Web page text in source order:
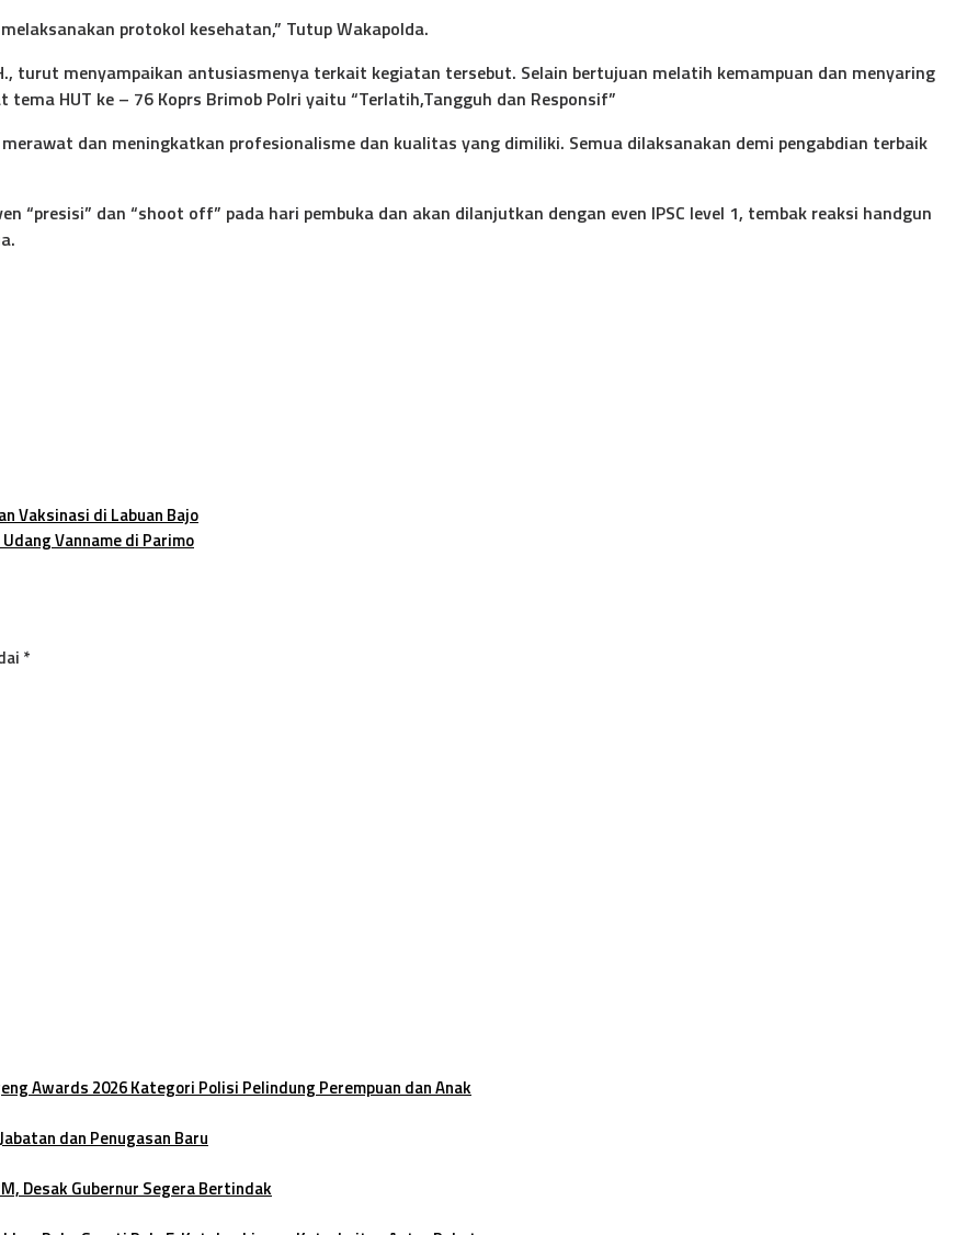
protokol kesehatan,” Tutup Wakapolda.
turut menyampaikan antusiasmenya terkait kegiatan tersebut. Selain bertujuan melatih kemampuan dan menyaring
HUT ke – 76 Koprs Brimob Polri yaitu “Terlatih,Tangguh dan Responsif”
dan meningkatkan profesionalisme dan kualitas yang dimiliki. Semua dilaksanakan demi pengabdian terbaik
“presisi” dan “shoot off” pada hari pembuka dan akan dilanjutkan dengan even IPSC level 1, tembak reaksi handgun
Vaksinasi di Labuan Bajo
Vanname di Parimo
*
Awards 2026 Kategori Polisi Pelindung Perempuan dan Anak
dan Penugasan Baru
Desak Gubernur Segera Bertindak